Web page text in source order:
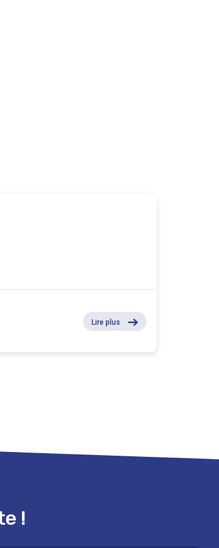
Lire plus
!